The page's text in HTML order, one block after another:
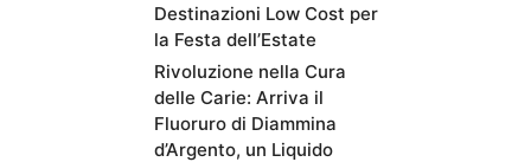
Destinazioni Low Cost per
la Festa dell’Estate
Rivoluzione nella Cura
delle Carie: Arriva il
Fluoruro di Diammina
d’Argento, un Liquido